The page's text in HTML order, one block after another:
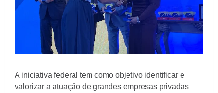
A iniciativa federal tem como objetivo identificar e
valorizar a atuação de grandes empresas privadas